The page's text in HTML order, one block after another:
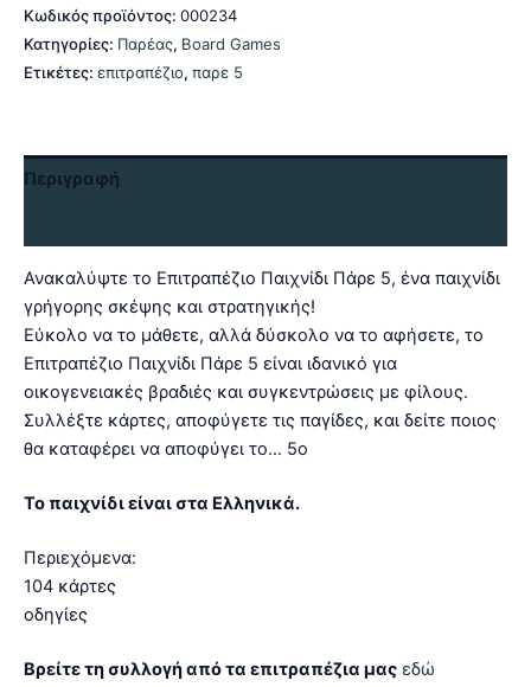
Κωδικός προϊόντος: 000234
Κατηγορίες: Παρέας, Board Games
Ετικέτες: επιτραπέζιο, παρε 5
Περιγραφή
Ανακαλύψτε το Επιτραπέζιο Παιχνίδι Πάρε 5, ένα παιχνίδι
γρήγορης σκέψης και στρατηγικής!
Εύκολο να το μάθετε, αλλά δύσκολο να το αφήσετε, το
Επιτραπέζιο Παιχνίδι Πάρε 5 είναι ιδανικό για
οικογενειακές βραδιές και συγκεντρώσεις με φίλους.
Συλλέξτε κάρτες, αποφύγετε τις παγίδες, και δείτε ποιος
θα καταφέρει να αποφύγει το… 5ο
Το παιχνίδι είναι στα Ελληνικά.
Περιεχόμενα:
104 κάρτες
οδηγίες
Βρείτε τη συλλογή από τα επιτραπέζια μας εδώ